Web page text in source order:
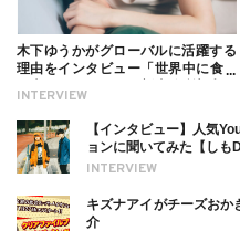
INTERVIEW
木下ゆうかがグローバルに活躍する
理由をインタビュー「世界中に食べ
ついても
INTERVIEW
【インタビュー】人気
ョンに聞いてみた【しもD
キズナアイがチーズお
介